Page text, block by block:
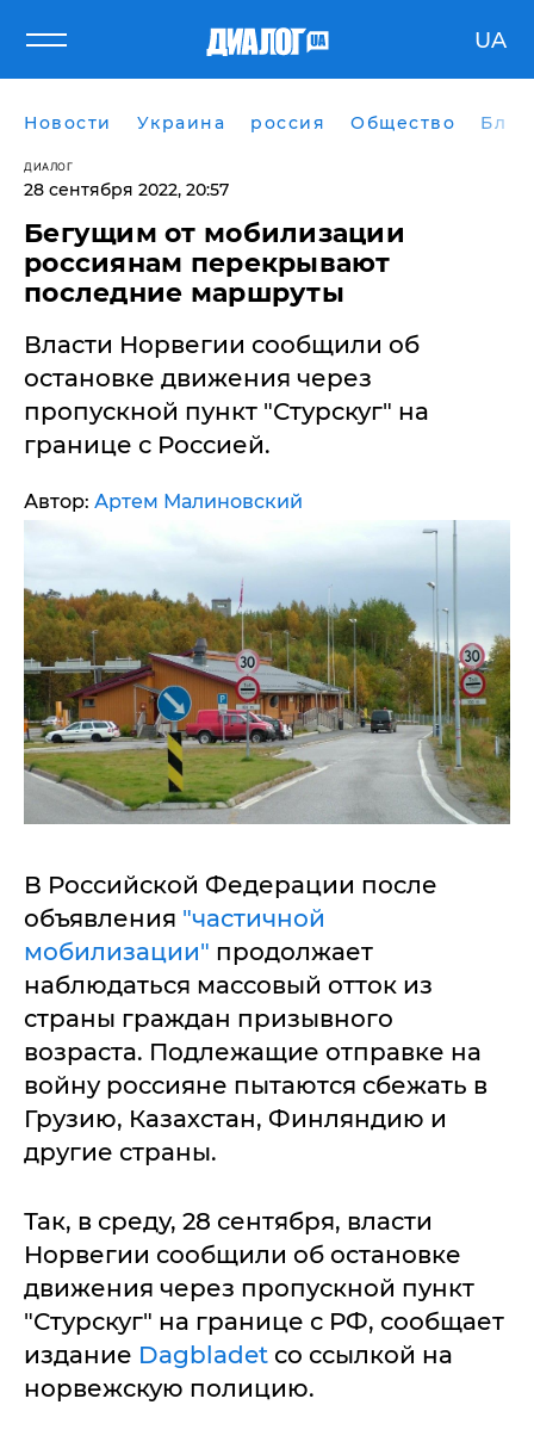
UA
Новости Украина россия Общество
ДИАЛОГ
28 сентября 2022, 20:57
Бегущим от мобилизации
россиянам перекрывают
последние маршруты
Власти Норвегии сообщили об
остановке движения через
пропускной пункт "Стурскуг" на
границе с Россией.
Автор: Артем Малиновский
В Российской Федерации после
объявления "частичной
мобилизации" продолжает
наблюдаться массовый отток из
страны граждан призывного
возраста. Подлежащие отправке на
войну россияне пытаются сбежать в
Грузию, Казахстан, Финляндию и
другие страны.
Так, в среду, 28 сентября, власти
Норвегии сообщили об остановке
движения через пропускной пункт
"Стурскуг" на границе с РФ, сообщает
издание Dagbladet со ссылкой на
норвежскую полицию.